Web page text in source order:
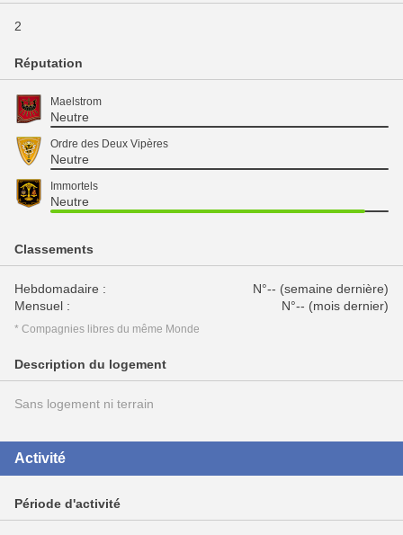
2
Réputation
Maelstrom
Neutre
Ordre des Deux Vipères
Neutre
Immortels
Neutre
Classements
Hebdomadaire :
N°-- (semaine dernière)
Mensuel :
N°-- (mois dernier)
* Compagnies libres du même Monde
Description du logement
Sans logement ni terrain
Activité
Période d'activité